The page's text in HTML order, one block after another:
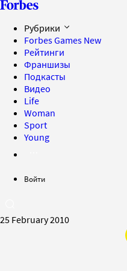
Рубрики
Forbes Games New
Рейтинги
Франшизы
Подкасты
Видео
Life
Woman
Sport
Young
Войти
25 February 2010